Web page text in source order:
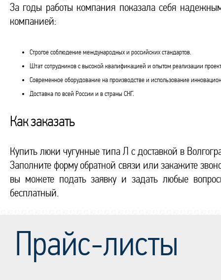
За годы работы компания показала себя
компанией:
Строгое соблюдение международных и российских стандартов.
Штат сотрудников с высокой квалификацией и опытом реализации
Современное оборудование на производстве и использование
Доставка по всей России и в страны СНГ.
Как заказать
Купить люки чугунные типа Л с доставкой в
Заполните форму обратной связи или закажите
вы можете подать заявку и задать любые
бесплатный.
Прайс-листы